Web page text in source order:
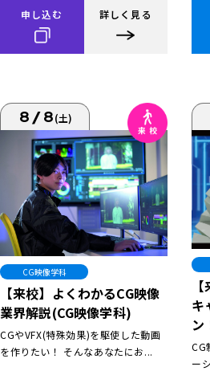
申し込む 詳しく見る
8/8(土)
CG映像学科
【来校】よくわかるCG映像
業界解説(CG映像学科)
CGやVFX(特殊効果)を駆使した動画
を作りたい！ そんなあなたにお...
キ
ン
CG
ー